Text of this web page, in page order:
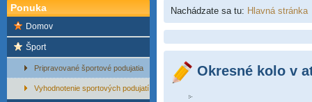
Ponuka
Domov
Šport
Pripravované športové podujatia
Vyhodnotenie sportových podujatí
Nachádzate sa tu: Hlavná stránka
Okresné kolo v